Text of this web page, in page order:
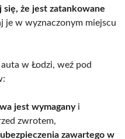
się, że jest zatankowane
je w wyznaczonym miejscu
w Łodzi, weź pod
jest wymaganyi
zwrotem,
zawartego w